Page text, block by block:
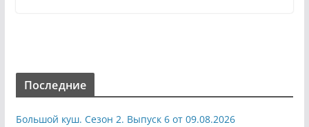
Последние
Большой куш. Сезон 2. Выпуск 6 от 09.08.2026